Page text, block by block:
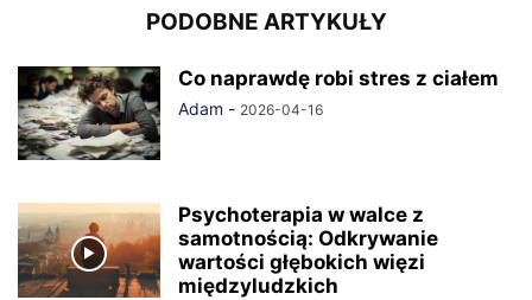
PODOBNE ARTYKUŁY
Co naprawdę robi stres z ciałem
Adam - 2026-04-16
Psychoterapia w walce z
samotnością: Odkrywanie
wartości głębokich więzi
międzyludzkich